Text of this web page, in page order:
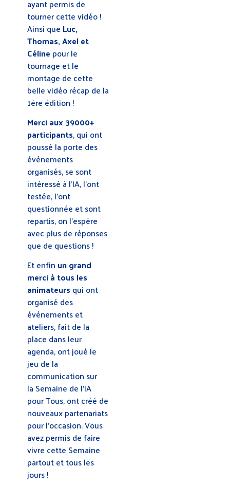
ayant permis de
tourner cette vidéo !
Ainsi que Luc,
Thomas, Axel et
Céline pour le
tournage et le
montage de cette
belle vidéo récap de la
1ère édition !
Merci aux 39000+
participants, qui ont
poussé la porte des
événements
organisés, se sont
intéressé à l’IA, l’ont
testée, l’ont
questionnée et sont
repartis, on l’espère
avec plus de réponses
que de questions !
Et enfin un grand
merci à tous les
animateurs qui ont
organisé des
événements et
ateliers, fait de la
place dans leur
agenda, ont joué le
jeu de la
communication sur
la Semaine de l’IA
pour Tous, ont créé de
nouveaux partenariats
pour l’occasion. Vous
avez permis de faire
vivre cette Semaine
partout et tous les
jours !